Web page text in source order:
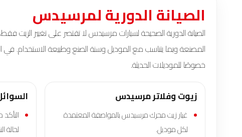
الصيانة الدورية لمرسيدس
الصيانة الدورية الصحيحة لسيارات مرسيدس لا تقتصر على تغيير الزيت
المصنعةوبما يتناسب مع الموديل وسنة الصنع وطبيعة الاستخدام. في
خصوصًا للموديلات الحديثة.
زيوت وفلاتر مرسيدس
غيار زيت محرك مرسيدس بالمواصفة المعتمدة
لكل موديل.
لحالة